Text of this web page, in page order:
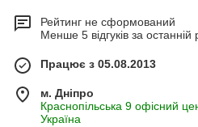
Рейтинг не сформований
Менше 5 відгуків за останній
Працює з 05.08.2013
м. Дніпро
Краснопільська 9 офісний
Україна